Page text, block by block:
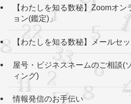
【わたしを知る数秘】Zoomオ
ョン(鑑定)」
【わたしを知る数秘】メールセ
屋号・ビジネスネームのご相談(
ィング)
情報発信のお手伝い